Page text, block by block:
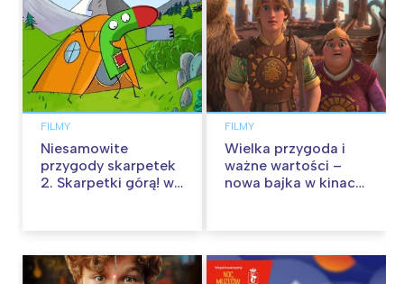
FILMY
Niesamowite
przygody skarpetek
2. Skarpetki górą! w
FILMY
Wielka przygoda i
ważne wartości –
nowa bajka w kinach